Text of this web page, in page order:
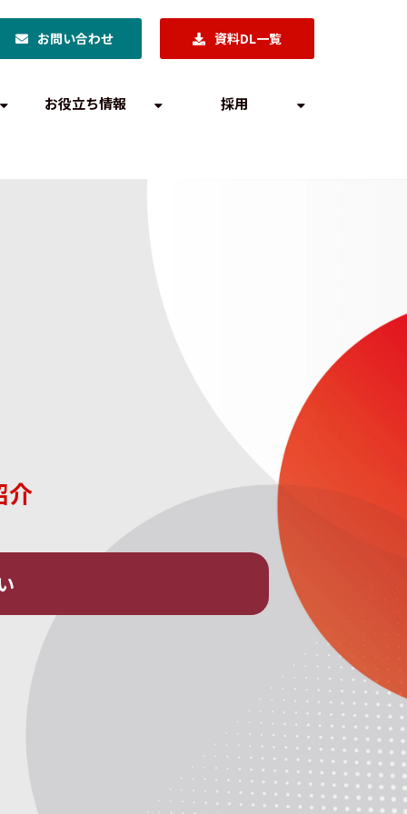
お問い合わせ 資料DL一覧
お役立ち情報 採用
介